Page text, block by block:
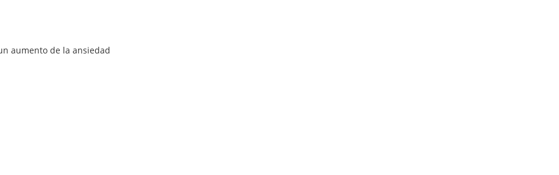
aumento de la ansiedad